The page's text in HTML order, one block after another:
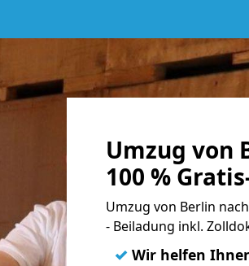
Umzug von
100 %
Umzug von Berlin
- Beiladung inkl.
✓ Wir helfen